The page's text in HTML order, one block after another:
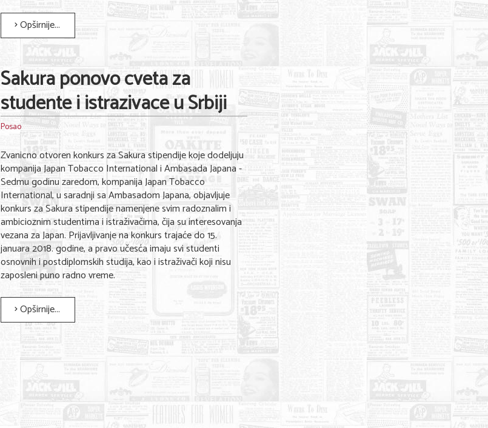
Opširnije...
Sakura ponovo cveta za
studente i istrazivace u Srbiji
Posao
Zvanicno otvoren konkurs za Sakura stipendije koje dodeljuju
kompanija Japan Tobacco International i Ambasada Japana -
Sedmu godinu zaredom, kompanija Japan Tobacco
International, u saradnji sa Ambasadom Japana, objavljuje
konkurs za Sakura stipendije namenjene svim radoznalim i
ambicioznim studentima i istraživačima, čija su interesovanja
vezana za Japan. Prijavljivanje na konkurs trajaće do 15.
januara 2018. godine, a pravo učesća imaju svi studenti
osnovnih i postdiplomskih studija, kao i istraživači koji nisu
zaposleni puno radno vreme.
Opširnije...